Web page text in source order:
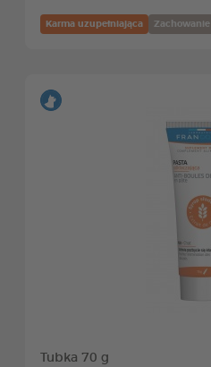
Karma uzupełniająca Zachowanie
Tubka 70 g